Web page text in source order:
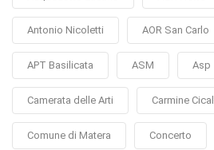
Antonio Nicoletti AOR San Carlo
APT Basilicata ASM Asp
Camerata delle Arti Carmine
Comune di Matera Concerto